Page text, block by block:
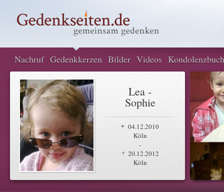
Nachruf Gedenkkerzen Bilder Videos Kondolenzbuch
Lea -
Sophie
04.12.2010
Köln
-
20.12.2012
Köln